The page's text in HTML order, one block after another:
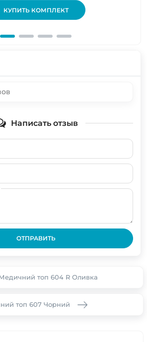
КУПИТЬ КОМПЛЕКТ
Написать отзыв
ОТПРАВИТЬ
топ 604 R Оливка
топ 607 Чорний